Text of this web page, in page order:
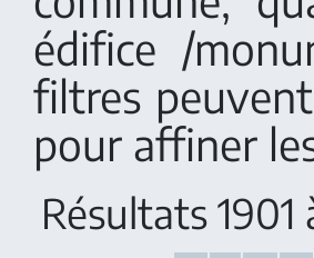
édifice /
filtres
pour affiner
Résultats